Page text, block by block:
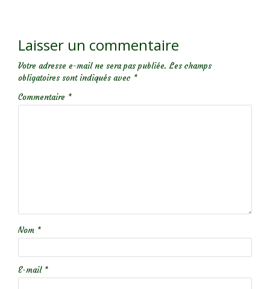
Laisser un commentaire
Votre adresse e-mail ne sera pas publiée. Les champs
obligatoires sont indiqués avec *
Commentaire *
Nom *
E-mail *